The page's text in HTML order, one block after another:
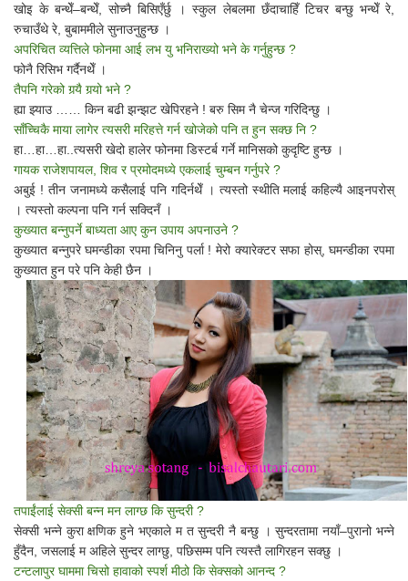
खोइ के बन्थेँ–बन्थेँ, सोच्नै बिसिएँर्छु । स्कुल लेबलमा छँदाचाहिँ टिचर बन्छु भन्थेँ रे,
रुचाउँथे रे, बुबाममीले सुनाउनुहुन्छ ।
अपरिचित व्यत्तिले फोनमा आई लभ यु भनिराख्यो भने के गर्नुहुन्छ ?
फोनै रिसिभ गर्दैनथेँ ।
तैपनि गरेको गर्‍यै गर्‍यो भने ?
ह्या झ्याउ …… किन बढी झन्झट खेपिरहने ! बरु सिम नै चेन्ज गरिदिन्छु ।
साँच्चिकै माया लागेर त्यसरी मरिहत्ते गर्न खोजेको पनि त हुन सक्छ नि ?
हा…हा…हा..त्यसरी खेदो हालेर फोनमा डिस्टर्ब गर्ने मानिसको कुदृष्टि हुन्छ ।
गायक राजेशपायल, शिव र प्रमोदमध्ये एकलाई चुम्बन गर्नुपरे ?
अबुई ! तीन जनामध्ये कसैलाई पनि गदिर्नथेँ । त्यस्तो स्थीति मलाई कहिल्यै आइनपरोस्
। त्यस्तो कल्पना पनि गर्न सक्दिनँ ।
कुख्यात बन्नुपर्ने बाध्यता आए कुन उपाय अपनाउने ?
कुख्यात बन्नुपरे घमन्डीका रपमा चिनिनु पर्ला ! मेरो क्यारेक्टर सफा होस्, घमन्डीका रपमा
कुख्यात हुन परे पनि केही छैन ।
तपाईंलाई सेक्सी बन्न मन लाग्छ कि सुन्दरी ?
सेक्सी भन्ने कुरा क्षणिक हुने भएकाले म त सुन्दरी नै बन्छु । सुन्दरतामा नयाँ–पुरानो भन्ने
हुँदैन, जसलाई म अहिले सुन्दर लाग्छु, पछिसम्म पनि त्यस्तै लागिरहन सक्छु ।
टन्टलापुर घाममा चिसो हावाको स्पर्श मीठो कि सेक्सको आनन्द ?